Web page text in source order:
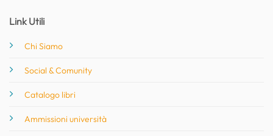
Link Utili
Chi Siamo
Social & Comunity
Catalogo libri
Ammissioni università